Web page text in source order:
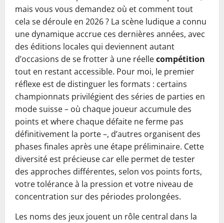
mais vous vous demandez où et comment tout
cela se déroule en 2026 ? La scène ludique a connu
une dynamique accrue ces dernières années, avec
des éditions locales qui deviennent autant
d’occasions de se frotter à une réellecompétition
tout en restant accessible. Pour moi, le premier
réflexe est de distinguer les formats : certains
championnats privilégient des séries de parties en
mode suisse – où chaque joueur accumule des
points et where chaque défaite ne ferme pas
définitivement la porte –, d’autres organisent des
phases finales après une étape préliminaire. Cette
diversité est précieuse car elle permet de tester
des approches différentes, selon vos points forts,
votre tolérance à la pression et votre niveau de
concentration sur des périodes prolongées.
Les noms des jeux jouent un rôle central dans la